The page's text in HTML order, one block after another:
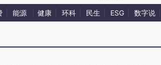
能源 健康 环科 民生 ESG 数字说